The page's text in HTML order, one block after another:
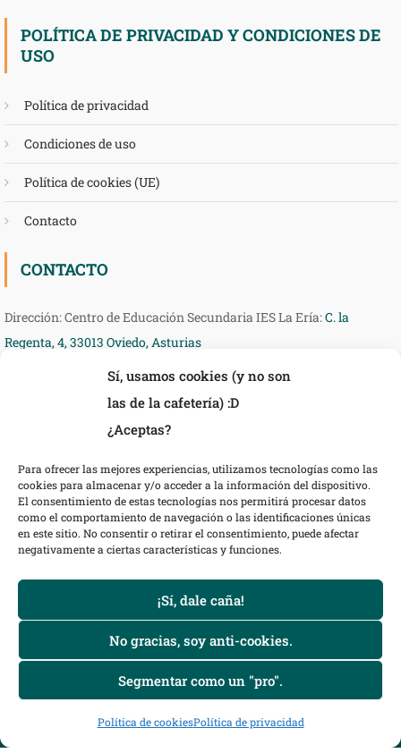
Sí, usamos cookies (y no son
las de la cafetería) :D
¿Aceptas?
Para ofrecer las mejores experiencias, utilizamos tecnologías como las
cookies para almacenar y/o acceder a la información del dispositivo.
El consentimiento de estas tecnologías nos permitirá procesar datos
como el comportamiento de navegación o las identificaciones únicas
en este sitio. No consentir o retirar el consentimiento, puede afectar
negativamente a ciertas características y funciones.
¡Sí, dale caña!
No gracias, soy anti-cookies.
Segmentar como un "pro".
Política de cookiesPolítica de privacidad
POLÍTICA DE PRIVACIDAD Y CONDICIONES DE
USO
Política de privacidad
Condiciones de uso
Política de cookies (UE)
Contacto
CONTACTO
Dirección: Centro de Educación Secundaria IES La Ería:C. la
Regenta, 4, 33013 Oviedo, Asturias
Teléfono: 985 27 36 54
eMail: ieseria@educastur.org
Ciclos de Formación Profesional en I.E.S. La Ería, Oviedo